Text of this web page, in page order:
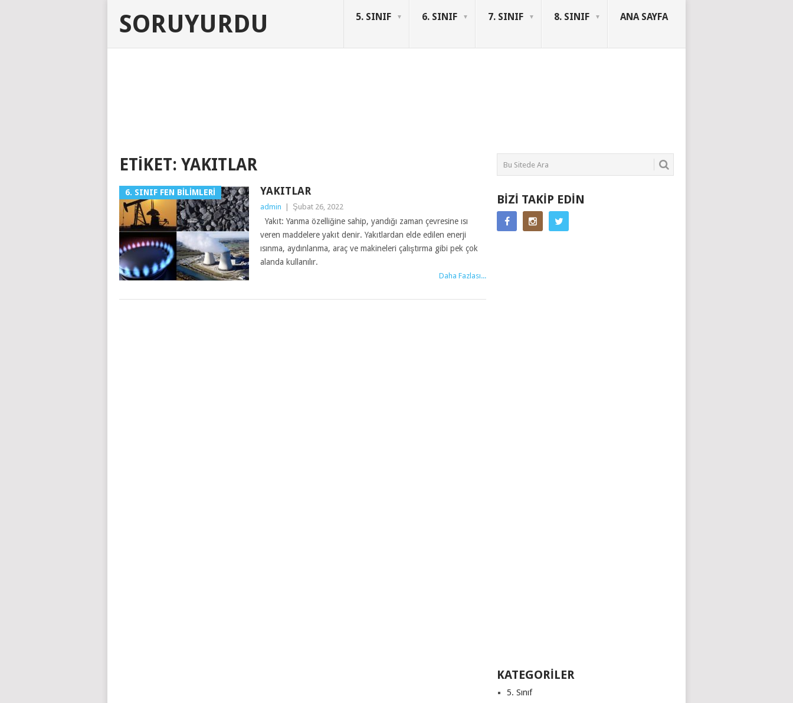
SORUYURDU 5. SINIF 6. SINIF 7. SINIF 8. SINIF ANA SAYFA
ETIKET: YAKITLAR
6. SINIF FEN BILIMLERI YAKITLAR
admin Şubat 26, 2022
Yakıt: Yanma özelliğine sahip, yandığı zaman çevresine ısı
veren maddelere yakıt denir. Yakıtlardan elde edilen enerji
ısınma, aydınlanma, araç ve makineleri çalıştırma gibi pek çok
alanda kullanılır.
Daha Fazlası...
BIZI TAKIP EDIN
KATEGORILER
5. Sınıf